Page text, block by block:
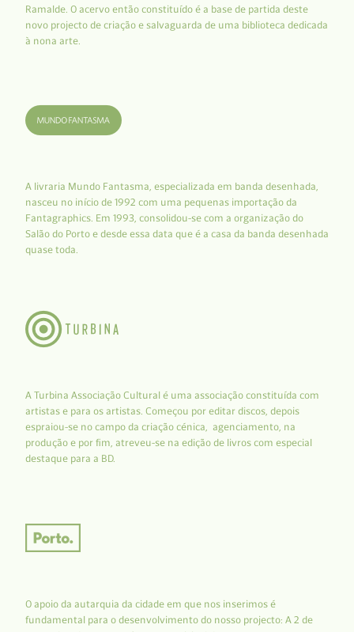
Ramalde. O acervo então constituído é a base de partida deste
novo projecto de criação e salvaguarda de uma biblioteca dedicada
à nona arte.
A livraria Mundo Fantasma, especializada em banda desenhada,
nasceu no início de 1992 com uma pequenas importação da
Fantagraphics. Em 1993, consolidou-se com a organização do
Salão do Porto e desde essa data que é a casa da banda desenhada
quase toda.
A Turbina Associação Cultural é uma associação constituída com
artistas e para os artistas. Começou por editar discos, depois
espraiou-se no campo da criação cénica, agenciamento, na
produção e por fim, atreveu-se na edição de livros com especial
destaque para a BD.
O apoio da autarquia da cidade em que nos inserimos é
fundamental para o desenvolvimento do nosso projecto: A 2 de